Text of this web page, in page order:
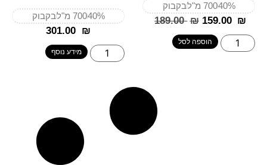
40%700 מ"ל בקבוק
‎189.00 ₪ ‎159.00 ₪
הוספה לסל
40%700 מ"ל בקבוק
‎301.00 ₪
מידע נוסף